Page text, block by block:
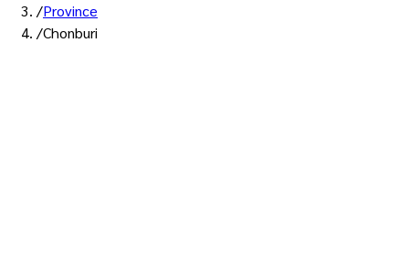
/Province
/Chonburi